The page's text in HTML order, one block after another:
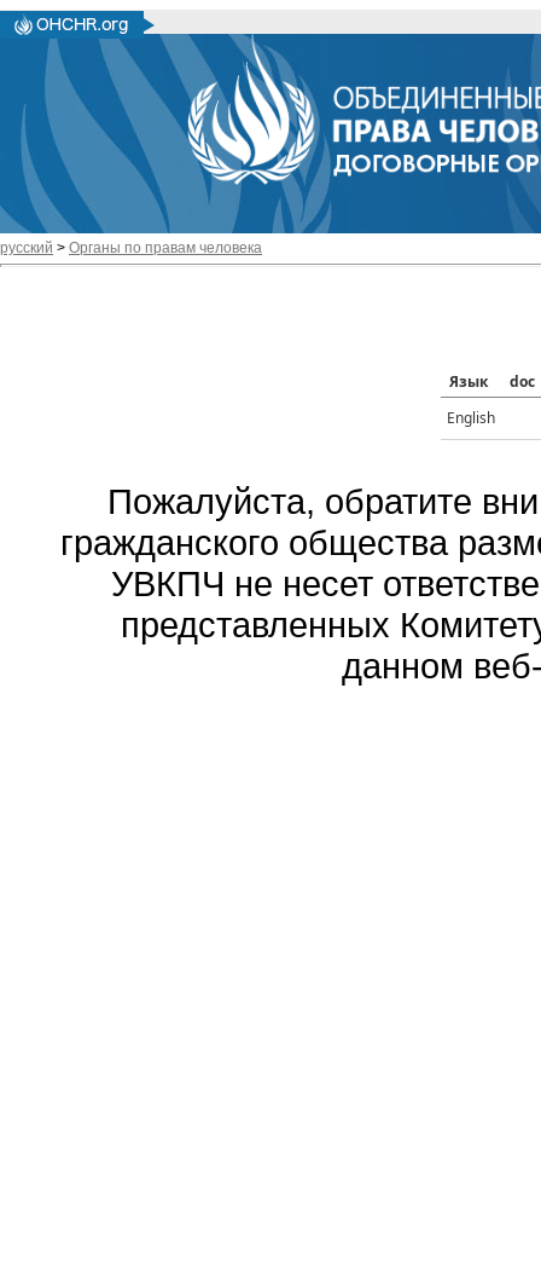
русский > Органы по правам человека
Язык
doc
English
Пожалуйста, обратите
гражданского общества
УВКПЧ не несет
представленных
данном